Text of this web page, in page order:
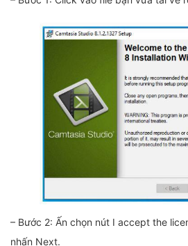
– Bước 2: Ấn chọn nút I accept the
nhấn Next.